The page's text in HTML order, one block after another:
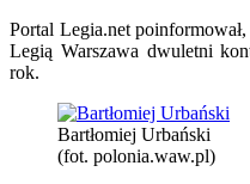
Portal Legia.net poinformował,
Legią Warszawa dwuletni
rok.
Bartłomiej Urbański
(fot. polonia.waw.pl)